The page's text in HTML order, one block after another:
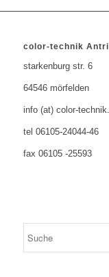
color-technik
starkenburg str. 6
64546 mörfelden
info (at) color-
tel 06105-24044-46
fax 06105 -25593